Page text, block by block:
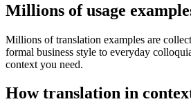
Millions of usage
Millions of translation examples are
formal business style to everyday
context you need.
How translation in